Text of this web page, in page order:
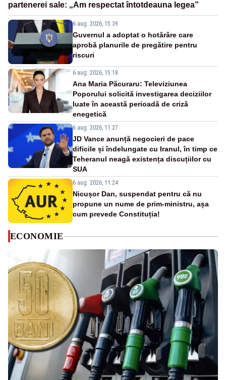
partenerei sale: „Am respectat întotdeauna legea”
6 aug. 2026, 15:39
Guvernul a adoptat o hotărâre care
aprobă planurile de pregătire pentru
riscuri
6 aug. 2026, 15:18
Ana Maria Păcuraru: Televiziunea
Poporului solicită investigarea deciziilor
luate în această perioadă de criză
enegetică
6 aug. 2026, 11:27
JD Vance anunță negocieri de pace
dificile și îndelungate cu Iranul, în timp ce
Teheranul neagă existența discuțiilor cu
SUA
6 aug. 2026, 11:24
Nicușor Dan, suspendat pentru că nu
propune un nume de prim-ministru, așa
cum prevede Constituția!
ECONOMIE